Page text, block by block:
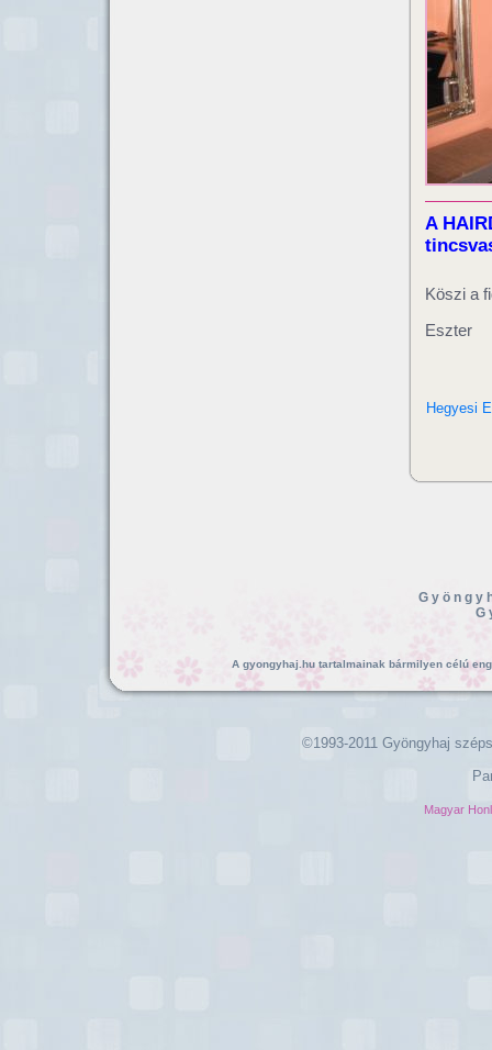
A
Köszi a
Eszter
Hegyesi
A gyongyhaj.hu tartalmainak bármilyen célú
©1993-2011 Gyöngyhaj
Magyar